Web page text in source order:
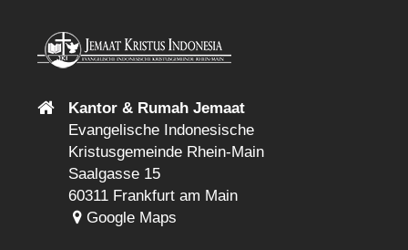
Kantor & Rumah Jemaat
Evangelische Indonesische
Kristusgemeinde Rhein-Main
Saalgasse 15
60311 Frankfurt am Main
Google Maps